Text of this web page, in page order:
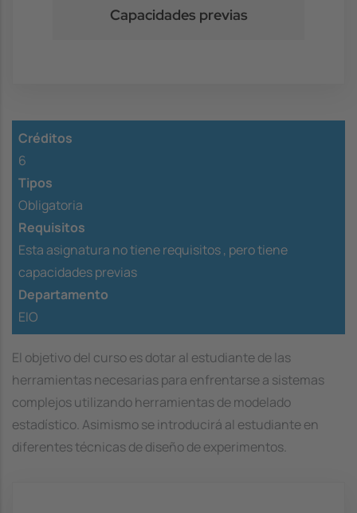
Capacidades previas
Créditos
6
Tipos
Obligatoria
Requisitos
Esta asignatura no tiene requisitos , pero tiene
capacidades previas
Departamento
EIO
El objetivo del curso es dotar al estudiante de las
herramientas necesarias para enfrentarse a sistemas
complejos utilizando herramientas de modelado
estadístico. Asimismo se introducirá al estudiante en
diferentes técnicas de diseño de experimentos.